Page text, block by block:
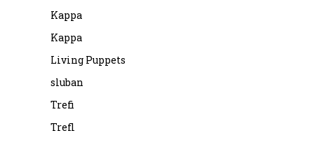
Kappa
Kappa
Living Puppets
sluban
Trefi
Trefl